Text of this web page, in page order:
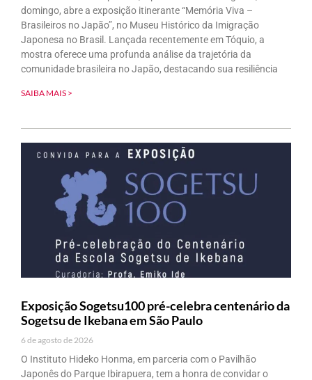
domingo, abre a exposição itinerante “Memória Viva –
Brasileiros no Japão”, no Museu Histórico da Imigração
Japonesa no Brasil. Lançada recentemente em Tóquio, a
mostra oferece uma profunda análise da trajetória da
comunidade brasileira no Japão, destacando sua resiliência
SAIBA MAIS >
Exposição Sogetsu100 pré-celebra centenário da
Sogetsu de Ikebana em São Paulo
6 de agosto de 2026
O Instituto Hideko Honma, em parceria com o Pavilhão
Japonês do Parque Ibirapuera, tem a honra de convidar o